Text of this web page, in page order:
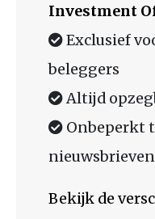
Investment
Exclusief
beleggers
Altijd
Onbeperkt
Bekijk de